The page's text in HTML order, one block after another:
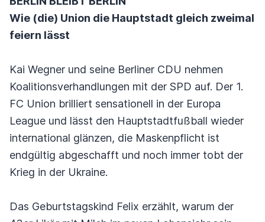
Wie (die) Union die Hauptstadt gleich zweimal
feiern lässt
Kai Wegner und seine Berliner CDU nehmen
Koalitionsverhandlungen mit der SPD auf. Der 1.
FC Union brilliert sensationell in der Europa
League und lässt den Hauptstadtfußball wieder
international glänzen, die Maskenpflicht ist
endgültig abgeschafft und noch immer tobt der
Krieg in der Ukraine.
Das Geburtstagskind Felix erzählt, warum der